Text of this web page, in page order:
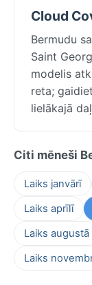
Cloud
Bermudu
Saint
modelis
reta;
lielākajā
Citi mēneši
Laiks janvārī
Laiks aprīlī
Laiks augustā
Laiks